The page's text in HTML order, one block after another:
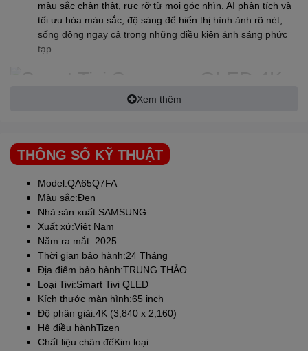
màu sắc chân thật, rực rỡ từ mọi góc nhìn. AI phân tích và
tối ưu hóa màu sắc, độ sáng để hiển thị hình ảnh rõ nét,
sống động ngay cả trong những điều kiện ánh sáng phức
tạp.
Bixby
thông minh của SAMSUNG
cách dễ dàng và mượt mà. Bixby giờ đây có thể xử lý nhiều
lệnh cùng lúc và hiểu ngữ cảnh, mang đến trải nghiệm giao
tiếp liền mạch với TV.
Công Nghệ Adaptive Sound –
Tối Ưu Âm Thanh
Tối Ưu Âm Thanh Tự Động: Công nghệ Adaptive Sound sẽ
tự động phân tích nội dung chương trình và tối ưu hóa âm
thanh cho từng phân cảnh, mang đến trải nghiệm âm thanh
Xem thêm
THÔNG SỐ KỸ THUẬT
Model:QA65Q7FA
Màu sắc:Đen
Nhà sản xuất:SAMSUNG
Xuất xứ:Việt Nam
Năm ra mắt :2025
Thời gian bảo hành:24 Tháng
Địa điểm bảo hành:TRUNG THẢO
Loại Tivi:Smart Tivi QLED
Kích thước màn hình:65 inch
Độ phân giải:4K (3,840 x 2,160)
Hệ điều hànhTizen
Chất liệu chân đếKim loại